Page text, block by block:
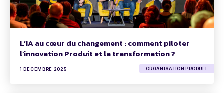
L’IA au cœur du changement : comment piloter
l’innovation Produit et la transformation ?
1 DÉCEMBRE 2025 ORGANISATION PRODUIT